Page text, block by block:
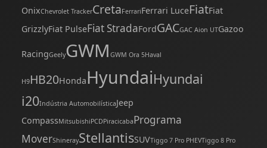
OnixChevrolet TrackerCretaFerrariFerrari LuceFiatFiat
GrizzlyFiat PulseFiat StradaFordGACGAC Aion UTGazoo
RacingGeelyGWM GWM Ora 5Haval
H9HB20HondaHyundaiHyundai
i20Indústria AutomobilísticaJeep
CompassMitsubishiPCDPiracicabaPrograma
MoverShinerayStellantisSUVTiggo 7 Pro PHEVTiggo 8 Pro